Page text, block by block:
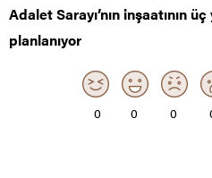
Adalet Sarayı’nın inşaatının
planlanıyor
0 0 0